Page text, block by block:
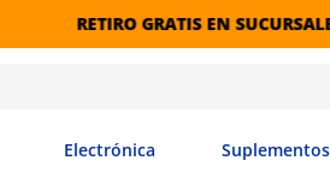
RETIRO GRATIS EN SUCURSALES
Electrónica Suplementos